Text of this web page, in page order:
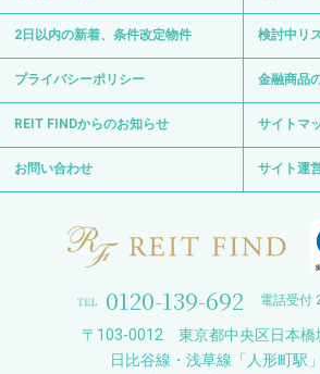
2日以内の新着、条件改定物件 検討中リ
プライバシーポリシー 金融商品
REIT FINDからのお知らせ サイトマ
お問い合わせ サイト運
0120-139-692 電話受付
〒103-0012 東京都中央区日本橋
日比谷線・浅草線「人形町駅